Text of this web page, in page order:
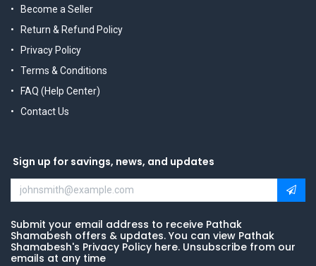
Become a Seller
Return & Refund Policy
Privacy Policy
Terms & Conditions
FAQ (Help Center)
Contact Us
Sign up for savings, news, and updates
Submit your email address to receive Pathak
Shamabesh offers & updates. You can view Pathak
Shamabesh's Privacy Policy here. Unsubscribe from our
emails at any time